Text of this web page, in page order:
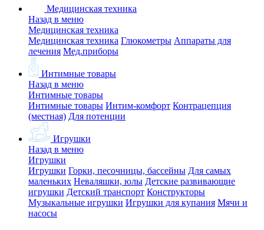
Медицинская техника
Назад в меню
Медицинская техника
Медицинская техника Глюкометры Аппараты для
лечения Мед.приборы
Интимные товары
Назад в меню
Интимные товары
Интимные товары Интим-комфорт Контрацепция
(местная) Для потенции
Игрушки
Назад в меню
Игрушки
Игрушки Горки, песочницы, бассейны Для самых
маленьких Неваляшки, юлы Детские развивающие
игрушки Детский транспорт Конструкторы
Музыкальные игрушки Игрушки для купания Мячи и
насосы